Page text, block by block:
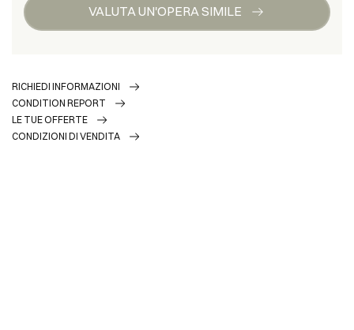
VALUTA UN'OPERA SIMILE
RICHIEDI INFORMAZIONI
CONDITION REPORT
LE TUE OFFERTE
CONDIZIONI DI VENDITA